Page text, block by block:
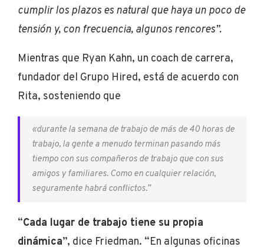
cumplir los plazos es natural que haya un poco de
tensión y, con frecuencia, algunos rencores”.
Mientras que Ryan Kahn, un coach de carrera,
fundador del Grupo Hired, está de acuerdo con
Rita, sosteniendo que
«durante la semana de trabajo de más de 40 horas de
trabajo, la gente a menudo terminan pasando más
tiempo con sus compañeros de trabajo que con sus
amigos y familiares. Como en cualquier relación,
seguramente habrá conflictos.”
“Cada lugar de trabajo tiene su propia
dinámica”, dice Friedman. “En algunas oficinas